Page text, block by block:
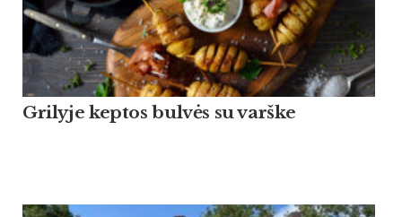
Grilyje keptos bulvės su varške